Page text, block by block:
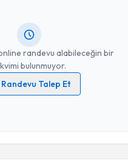
randevu alabileceğin bir
bulunmuyor.
Randevu Talep Et
ilişkinAydınlatma Metni
Talebini Gönder
için randevu takvimi talebi